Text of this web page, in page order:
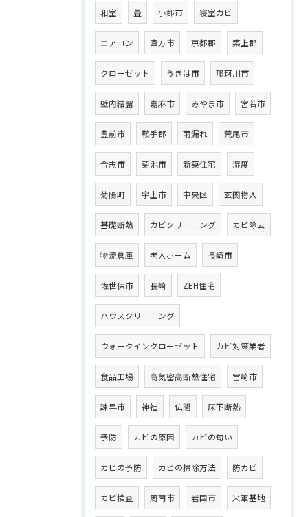
和室 畳 小郡市 寝室カビ
エアコン 直方市 京都郡 築上郡
クローゼット うきは市 那珂川市
壁内結露 嘉麻市 みやま市 宮若市
豊前市 鞍手郡 雨漏れ 荒尾市
合志市 菊池市 新築住宅 湿度
菊陽町 宇土市 中央区 玄関物入
基礎断熱 カビクリーニング カビ除去
物流倉庫 老人ホーム 長崎市
佐世保市 長崎 ZEH住宅
ハウスクリーニング
ウォークインクローゼット カビ対策業者
食品工場 高気密高断熱住宅 宮崎市
諫早市 神社 仏閣 床下断熱
予防 カビの原因 カビの匂い
カビの予防 カビの掃除方法 防カビ
カビ検査 周南市 岩国市 米軍基地